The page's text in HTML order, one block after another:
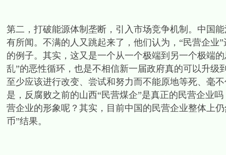
第二，打破能源体制垄断，引入市场竞争机制。中国
有所闻。不满的人又跳起来了，他们认为，“民营企
的例子。其实，这又是一个从一个极端到另一个极端
乱”的恶性循环，也是不相信新一届政府真的可以升级
至少应该进行改变、尝试和努力而不能原地等死、毫
是，反腐败之前的山西“民营煤企”是真正的民营企业
营企业的形象呢？其实，目前中国的民营企业整体上
币”结果。